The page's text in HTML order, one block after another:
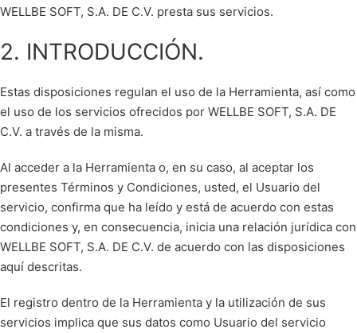
WELLBE SOFT, S.A. DE C.V. presta sus servicios.
2. INTRODUCCIÓN.
Estas disposiciones regulan el uso de la Herramienta, así como
el uso de los servicios ofrecidos por WELLBE SOFT, S.A. DE
C.V. a través de la misma.
Al acceder a la Herramienta o, en su caso, al aceptar los
presentes Términos y Condiciones, usted, el Usuario del
servicio, confirma que ha leído y está de acuerdo con estas
condiciones y, en consecuencia, inicia una relación jurídica con
WELLBE SOFT, S.A. DE C.V. de acuerdo con las disposiciones
aquí descritas.
El registro dentro de la Herramienta y la utilización de sus
servicios implica que sus datos como Usuario del servicio